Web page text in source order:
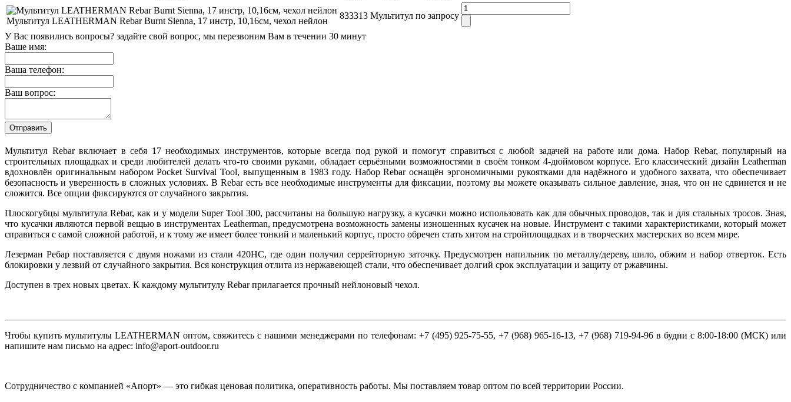
Мультитул LEATHERMAN Rebar Burnt Sienna, 17 инстр, 10,16см, чехол нейлон
833313 Мультитул по запросу
У Вас появились вопросы? задайте свой вопрос, мы перезвоним Вам в течении 30 минут
Ваше имя:
Ваша телефон:
Ваш вопрос:
Мультитул Rebar включает в себя 17 необходимых инструментов, которые всегда под рукой и помогут справиться с любой задачей на работе или дома. Набор Rebar, популярный на
строительных площадках и среди любителей делать что-то своими руками, обладает серьёзными возможностями в своём тонком 4-дюймовом корпусе. Его классический дизайн Leatherman
вдохновлён оригинальным набором Pocket Survival Tool, выпущенным в 1983 году. Набор Rebar оснащён эргономичными рукоятками для надёжного и удобного захвата, что обеспечивает
безопасность и уверенность в сложных условиях. В Rebar есть все необходимые инструменты для фиксации, поэтому вы можете оказывать сильное давление, зная, что он не сдвинется и не
сложится. Все опции фиксируются от случайного закрытия.
Плоскогубцы мультитула Rebar, как и у модели Super Tool 300, рассчитаны на большую нагрузку, а кусачки можно использовать как для обычных проводов, так и для стальных тросов. Зная,
что кусачки являются первой вещью в инструментах Leatherman, предусмотрена возможность замены изношенных кусачек на новые. Инструмент с такими характеристиками, который может
справиться с самой сложной работой, и к тому же имеет более тонкий и маленький корпус, просто обречен стать хитом на стройплощадках и в творческих мастерских во всем мире.
Лезерман Ребар поставляется с двумя ножами из стали 420HC, где один получил серрейторную заточку. Предусмотрен напильник по металлу/дереву, шило, обжим и набор отверток. Есть
блокировки у лезвий от случайного закрытия. Вся конструкция отлита из нержавеющей стали, что обеспечивает долгий срок эксплуатации и защиту от ржавчины.
Доступен в трех новых цветах. К каждому мультитулу Rebar прилагается прочный нейлоновый чехол.
Чтобы купить мультитулы LEATHERMAN оптом, свяжитесь с нашими менеджерами по телефонам: +7 (495) 925-75-55, +7 (968) 965-16-13, +7 (968) 719-94-96 в будни с 8:00-18:00 (МСК) или
напишите нам письмо на адрес: info@aport-outdoor.ru
Сотрудничество с компанией «Апорт» — это гибкая ценовая политика, оперативность работы. Мы поставляем товар оптом по всей территории России.